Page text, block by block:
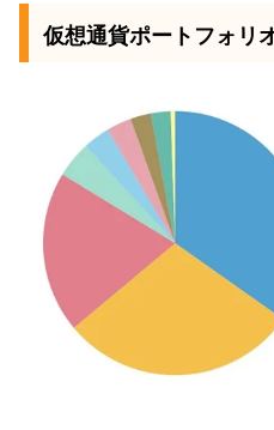
仮想通貨ポートフォリ